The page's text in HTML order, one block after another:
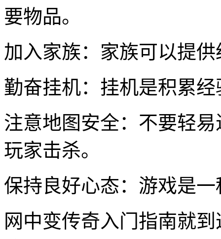
要物品。
加入家族：家族可以提
勤奋挂机：挂机是积累
注意地图安全：不要轻
玩家击杀。
保持良好心态：游戏是
网中变传奇入门指南就